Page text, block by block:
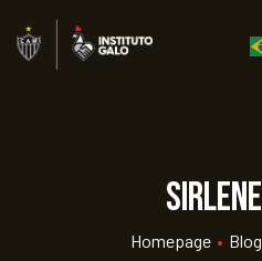
Homepage • Blog